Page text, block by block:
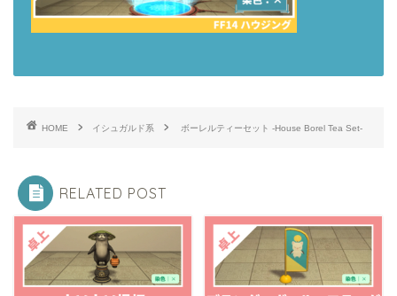
HOME イシュガルド系 ボーレルティーセット -House Borel Tea Set-
RELATED POST